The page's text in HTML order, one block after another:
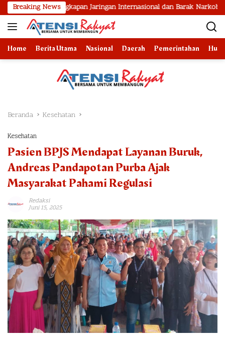
Langsung
ke
konten
Breaking NewsJaringan Internasional dan Barak Narkoba 2
Home Berita Utama Nasional Daerah Pemerintahan
Beranda Kesehatan
Kesehatan
Pasien BPJS Mendapat Layanan Buruk,
Andreas Pandapotan Purba Ajak
Masyarakat Pahami Regulasi
Redaksi
Juni 15, 2025